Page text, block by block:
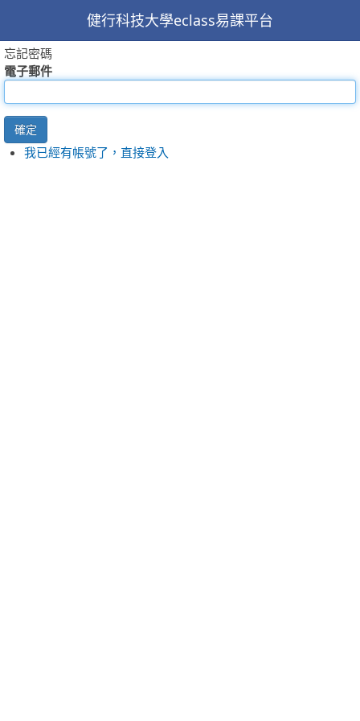
健行科技大學eclass易課平台
忘記密碼
電子郵件
確定
我已經有帳號了，直接登入